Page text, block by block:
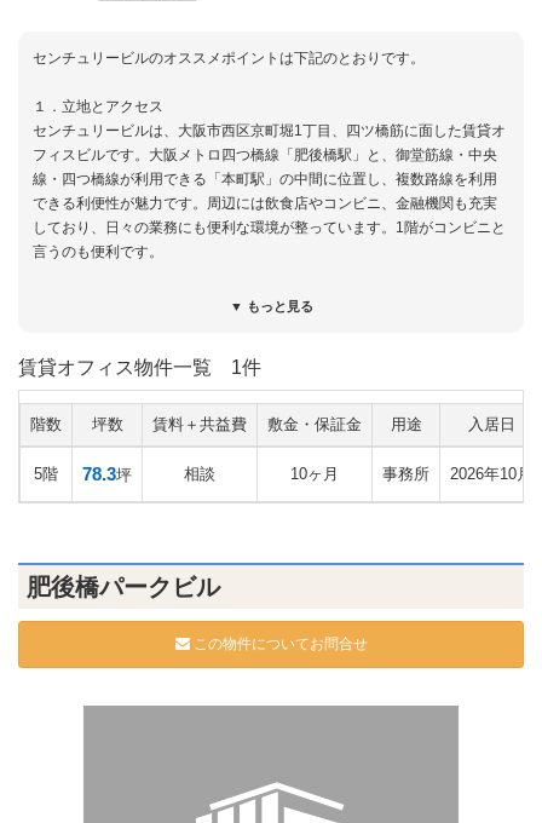
センチュリービルのオススメポイントは下記のとおりです。
１．立地とアクセス
センチュリービルは、大阪市西区京町堀1丁目、四ツ橋筋に面した賃貸オ
フィスビルです。大阪メトロ四つ橋線「肥後橋駅」と、御堂筋線・中央
線・四つ橋線が利用できる「本町駅」の中間に位置し、複数路線を利用
できる利便性が魅力です。周辺には飲食店やコンビニ、金融機関も充実
しており、日々の業務にも便利な環境が整っています。1階がコンビニと
言うのも便利です。
２．大型ビルならではの存在感と充実した共用設備
重厚感のある外観と、高級感のある広々としたエントランスは来訪者に
り、テナント向け設備も充実しています。また、貸主様ご自身も館内へ
入居されていることから、管理状態も良好で、築年数を感じさせない快
適なオフィス環境が維持されています。
されることも本物件の特徴です。一般的な大型ビルでは一定以上の面積
が中心となりますが、本物件では士業や営業所、小規模オフィスにも対
いう企業様に特におすすめできる物件です。
の品格や来客時の印象は維持したいというご要望があり、大型ビルなら
ではの重厚感や管理品質をご評価いただき、ご成約となりました。
▼ もっと見る
賃貸オフィス物件一覧 1件
階数 坪数 賃料＋共益費 敷金・保証金 用途 入居日
5階 78.3坪 相談 10ヶ月 事務所 2026年10月
肥後橋パークビル
この物件についてお問合せ